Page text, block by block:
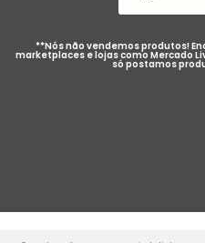
**Nós não vendemos produtos!
marketplaces e lojas como Mercado
só postamos